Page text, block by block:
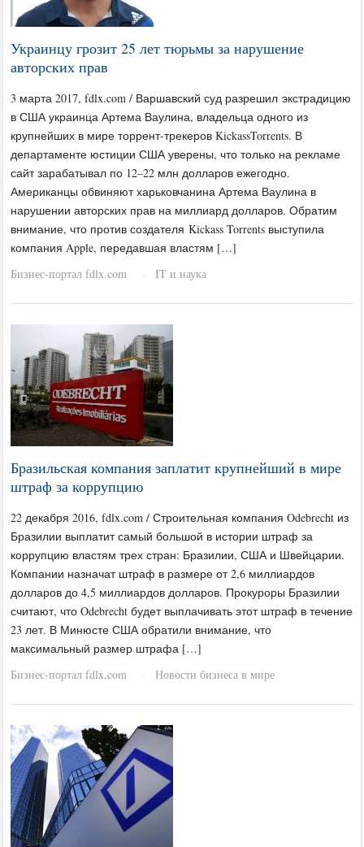
Украинцу грозит 25 лет тюрьмы за нарушение
авторских прав
3 марта 2017, fdlx.com / Варшавский суд разрешил экстрадицию
в США украинца Артема Ваулина, владельца одного из
крупнейших в мире торрент-трекеров KickassTorrents. В
департаменте юстиции США уверены, что только на рекламе
сайт зарабатывал по 12–22 млн долларов ежегодно.
Американцы обвиняют харьковчанина Артема Ваулина в
нарушении авторских прав на миллиард долларов. Обратим
внимание, что против создателя Kickass Torrents выступила
компания Apple, передавшая властям […]
Бизнес-портал fdlx.com
· IT и наука
Бразильская компания заплатит крупнейший в мире
штраф за коррупцию
22 декабря 2016, fdlx.com / Строительная компания Odebrecht из
Бразилии выплатит самый большой в истории штраф за
коррупцию властям трех стран: Бразилии, США и Швейцарии.
Компании назначат штраф в размере от 2,6 миллиардов
долларов до 4,5 миллиардов долларов. Прокуроры Бразилии
считают, что Odebrecht будет выплачивать этот штраф в течение
23 лет. В Минюсте США обратили внимание, что
максимальный размер штрафа […]
Бизнес-портал fdlx.com
· Новости бизнеса в мире